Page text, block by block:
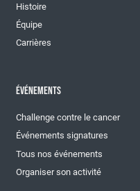
Histoire
Équipe
Carrières
ÉVÉNEMENTS
Challenge contre le cancer
Événements signatures
Tous nos événements
Organiser son activité